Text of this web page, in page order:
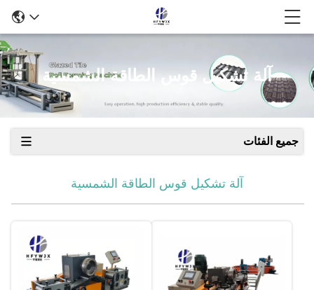
آلة تشكيل قوس الطاقة الشمسية
جميع الفئات
آلة تشكيل قوس الطاقة الشمسية